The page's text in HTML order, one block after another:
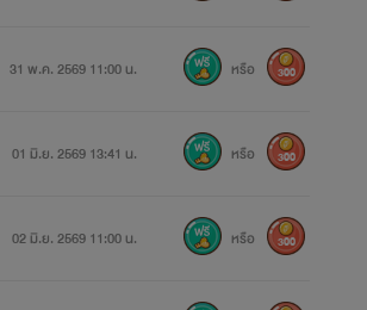
31 พ.ค. 2569 11:00 น. หรือ 300
01 มิ.ย. 2569 13:41 น. หรือ 300
02 มิ.ย. 2569 11:00 น. หรือ 300